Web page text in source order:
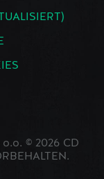
© 2026 CD